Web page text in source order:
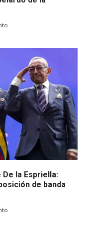
la Espriella:
de banda